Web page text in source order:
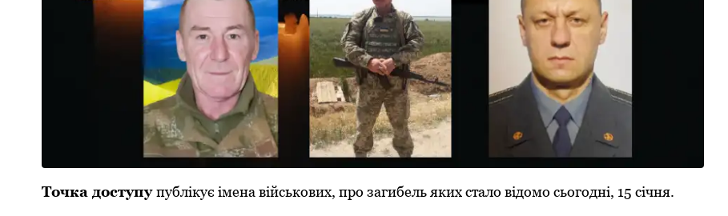
Точка доступупублікує імена військових, про загибель яких стало відомо сьогодні, 15 січня.